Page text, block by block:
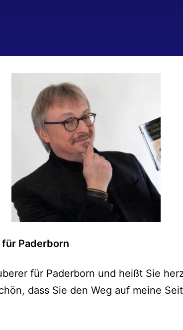
Paderborn
für Paderborn und heißt Sie
dass Sie den Weg auf meine